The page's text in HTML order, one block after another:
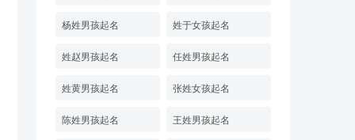
杨姓男孩起名 姓于女孩起名
姓赵男孩起名 任姓男孩起名
姓黄男孩起名 张姓女孩起名
陈姓男孩起名 王姓男孩起名